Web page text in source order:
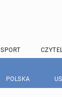
SPORT
POLSKA